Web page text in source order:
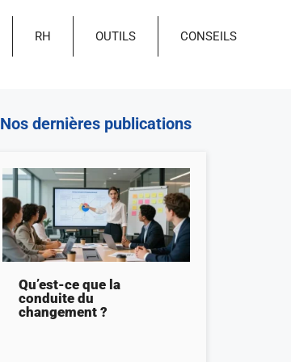
RH OUTILS CONSEILS
Nos dernières publications
Qu’est-ce que la
conduite du
changement ?